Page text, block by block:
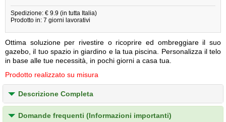
Spedizione: € 9.9 (in tutta Italia)
Prodotto in: 7 giorni lavorativi
Ottima soluzione per rivestire o ricoprire ed ombreggiare il suo
gazebo, il tuo spazio in giardino e la tua piscina. Personalizza il telo
in base alle tue necessità, in pochi giorni a casa tua.
Prodotto realizzato su misura
Descrizione Completa
Domande frequenti (Informazioni importanti)